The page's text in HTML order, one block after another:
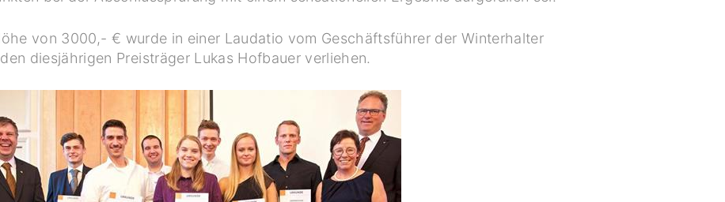
von 3000,- € wurde in einer Laudatio vom Geschäftsführer der Winterhalter
diesjährigen Preisträger Lukas Hofbauer verliehen.